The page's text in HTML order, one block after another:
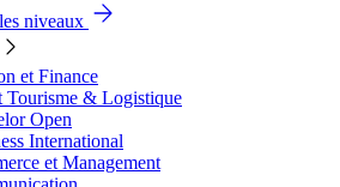
niveaux
et Finance
Tourisme & Logistique
Open
International
et Management